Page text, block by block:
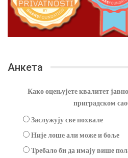
Анкета
Како оцењујете квалитет
приградском
Заслужују све похвале
Није лоше али може и боље
Требало би да имају више